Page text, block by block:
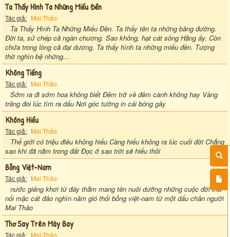
Ta Thấy Hình Ta Những Miếu Đền
Tác giả: Mai Thảo
Ta Thấy Hình Ta Những Miếu Đền. Ta thấy tên ta những bảng đường.
Đời ta, sử chép cả ngàn chương. Sao không, hạt cát sông Hằng ấy. Còn
chứa trong lòng cả đại dương. Ta thấy hình ta những miếu đền. Tượng
thờ nghìn bệ những...
Không Tiếng
Tác giả: Mai Thảo
Sớm ra đi sớm hoa không biết Đêm trở về đêm cành không hay Vầng
trăng đoi lúc tìm ra dấu Nơi góc tường in cái bóng gầy
Không Hiểu
Tác giả: Mai Thảo
Thế giới có triệu điều không hiểu Càng hiểu không ra lúc cuối đời Chẳng
sao khi đã nằm trong đất Đọc ở sao trời sẽ hiểu thôi
Bỗng Việt-Nam
Tác giả: Mai Thảo
nước giếng khơi từ đáy thẳm mang tên nuôi dưỡng những cuộc đời thả
nổi mặc cát đảo nghìn năm gió thổi bỗng việt-nam từ một dấu chân người
Mai Thảo
Thơ Say Trên Máy Bay
Tác giả: Mai Thảo